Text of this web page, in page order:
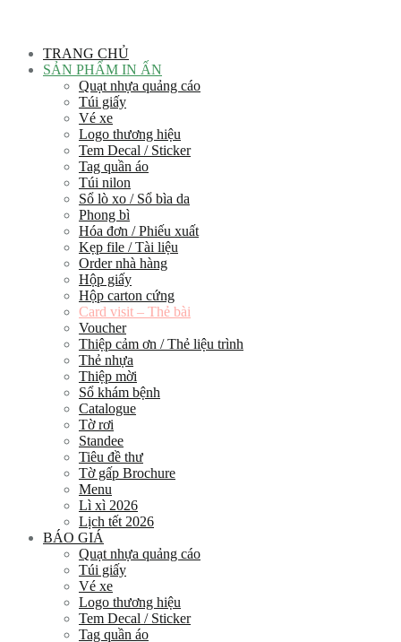
TRANG CHỦ
SẢN PHẨM IN ẤN
Quạt nhựa quảng cáo
Túi giấy
Vé xe
Logo thương hiệu
Tem Decal / Sticker
Tag quần áo
Túi nilon
Sổ lò xo / Sổ bìa da
Phong bì
Hóa đơn / Phiếu xuất
Kẹp file / Tài liệu
Order nhà hàng
Hộp giấy
Hộp carton cứng
Card visit – Thẻ bài
Voucher
Thiệp cảm ơn / Thẻ liệu trình
Thẻ nhựa
Thiệp mời
Sổ khám bệnh
Catalogue
Tờ rơi
Standee
Tiêu đề thư
Tờ gấp Brochure
Menu
Lì xì 2026
Lịch tết 2026
BÁO GIÁ
Quạt nhựa quảng cáo
Túi giấy
Vé xe
Logo thương hiệu
Tem Decal / Sticker
Tag quần áo